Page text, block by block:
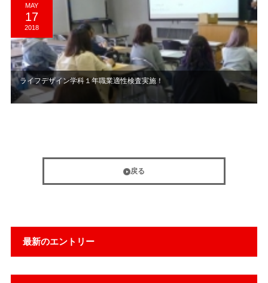
最新のエントリー
MAY
17
2018
ライフデザイン学科１年職業適性検査実施！
戻る